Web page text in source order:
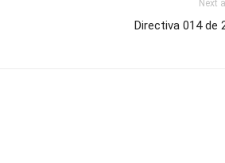
Next
Directiva 014 de